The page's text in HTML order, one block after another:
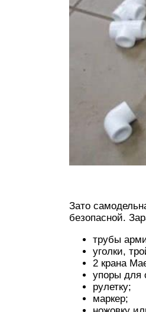
Зато
безопасной.
трубы
уголки,
2 крана
упоры для
рулетку;
маркер;